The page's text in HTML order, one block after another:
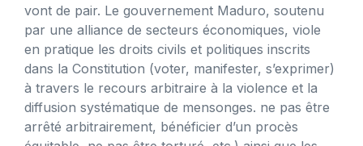
vont de pair. Le gouvernement Maduro, soutenu
par une alliance de secteurs économiques, viole
en pratique les droits civils et politiques inscrits
dans la Constitution (voter, manifester, s’exprimer)
à travers le recours arbitraire à la violence et la
diffusion systématique de mensonges. ne pas être
arrêté arbitrairement, bénéficier d’un procès